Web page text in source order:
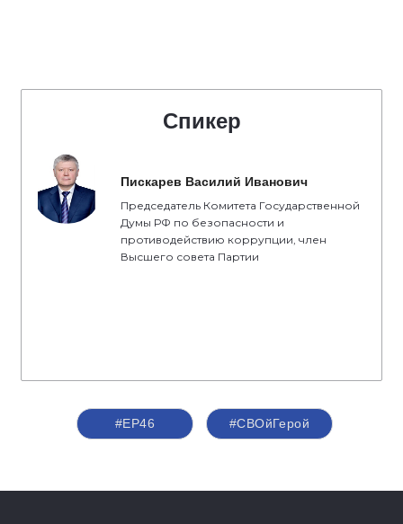
Спикер
Пискарев Василий Иванович
Председатель Комитета Государственной
Думы РФ по безопасности и
противодействию коррупции, член
Высшего совета Партии
#ЕР46 #СВОйГерой